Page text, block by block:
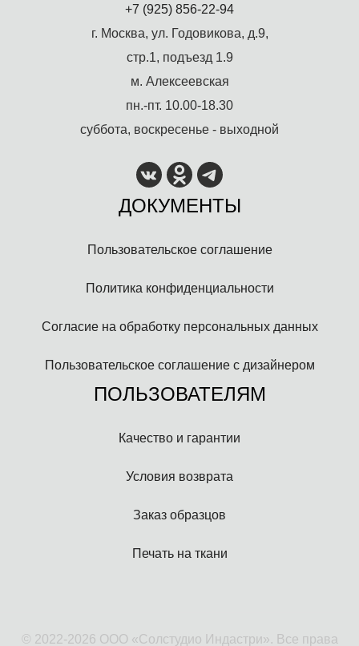
+7 (925) 856-22-94
г. Москва, ул. Годовикова, д.9,
стр.1, подъезд 1.9
м. Алексеевская
пн.-пт. 10.00-18.30
суббота, воскресенье - выходной
ДОКУМЕНТЫ
Пользовательское соглашение
Политика конфиденциальности
Согласие на обработку персональных данных
Пользовательское соглашение с дизайнером
ПОЛЬЗОВАТЕЛЯМ
Качество и гарантии
Условия возврата
Заказ образцов
Печать на ткани
© 2022-2026 ООО «Солстудио Индастри». Все права